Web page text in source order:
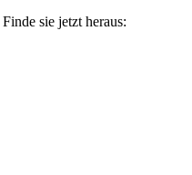
Finde sie jetzt heraus: